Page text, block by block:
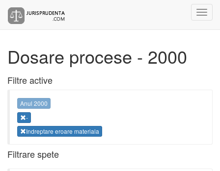
Dosare procese - 2000
Filtre active
Anul 2000
-
Indreptare eroare materiala
Filtrare spete